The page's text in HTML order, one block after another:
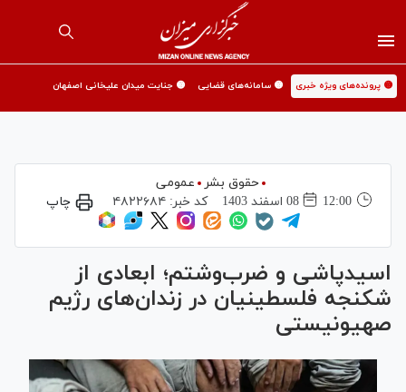
🟡 پرونده‌های ویژه خبری 🟡 سامانه‌های قضایی 🟡 جنایت میدان علیخانی اصفهان
حقوق بشر
عمومی
12:00
08 اسفند 1403 کد خبر:۴۸۲۲۶۸۴ چاپ
اسیدپاشی و ضرب‌وشتم؛ ابعادی از
شکنجه فلسطینیان در زندان‌های رژیم
صهیونیستی